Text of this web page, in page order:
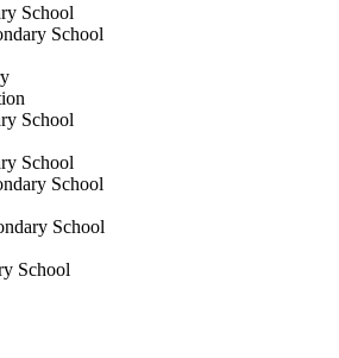
School
School
School
School
School
School
School